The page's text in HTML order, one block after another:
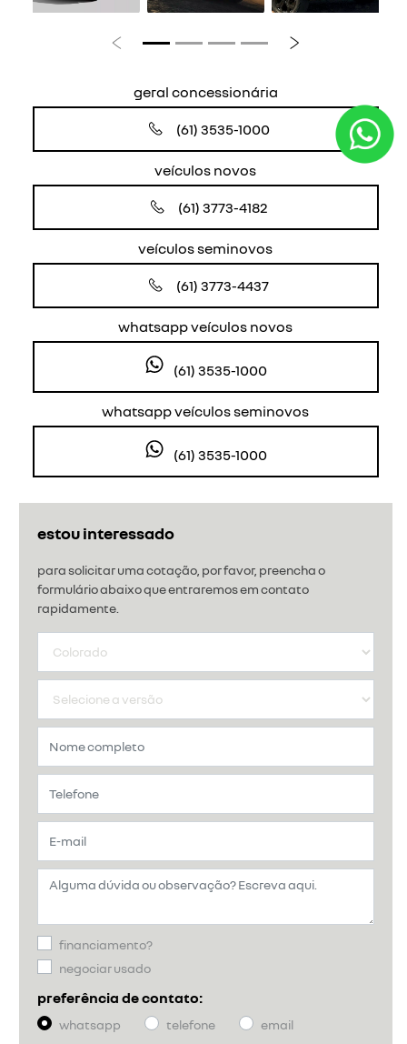
estou interessado
para solicitar uma cotação, por favor, preencha o
formulário abaixo que entraremos em contato
rapidamente.
financiamento?
negociar usado
preferência de contato:
whatsapp telefone email
Anterior Próximo
geral concessionária
(61) 3535-1000
veículos novos
(61) 3773-4182
veículos seminovos
(61) 3773-4437
whatsapp veículos novos
(61) 3535-1000
whatsapp veículos seminovos
(61) 3535-1000